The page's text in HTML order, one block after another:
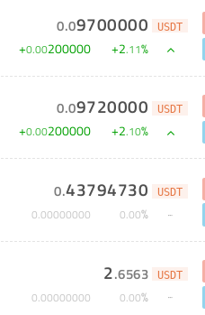
0.09700000 USDT
+0.00200000 +2.11%
0.09720000 USDT
+0.00200000 +2.10%
0.43794730 USDT
0.00000000 0.00%
2.6563 USDT
0.00000000 0.00%